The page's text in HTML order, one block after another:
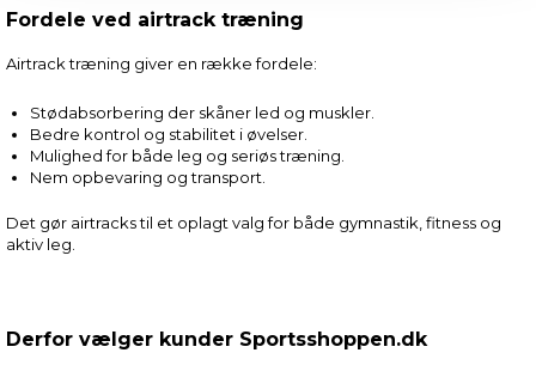
Fordele ved airtrack træning
Airtrack træning giver en række fordele:
Stødabsorbering der skåner led og muskler.
Bedre kontrol og stabilitet i øvelser.
Mulighed for både leg og seriøs træning.
Nem opbevaring og transport.
Det gør airtracks til et oplagt valg for både gymnastik, fitness og
aktiv leg.
Derfor vælger kunder Sportsshoppen.dk